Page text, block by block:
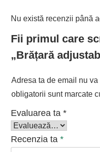
Nu există recenzii până
Fii primul care
„Brățară
Adresa ta de email nu va
obligatorii sunt marcate
Evaluarea ta *
Recenzia ta *